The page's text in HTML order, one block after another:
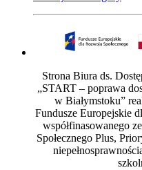
Strona Biura ds.
„START – poprawa
w Białymstoku”
Fundusze Europejskie
współfinasowanego
Społecznego Plus,